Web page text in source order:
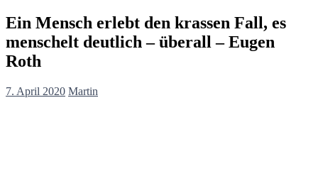
Ein Mensch erlebt den krassen Fall, es
menschelt deutlich – überall – Eugen
Roth
7. April 2020 Martin